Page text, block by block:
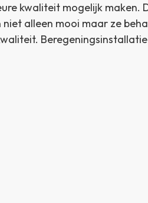
kwaliteit mogelijk maken.
alleen mooi maar ze